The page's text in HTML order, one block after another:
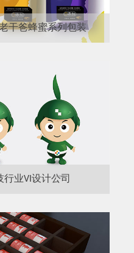
干爸蜂蜜系列包装
业VI设计公司